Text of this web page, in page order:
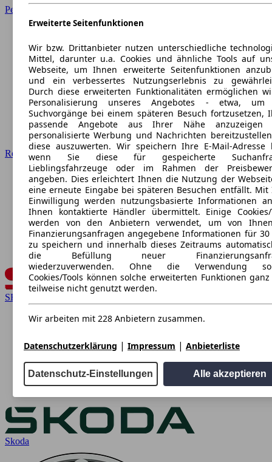
Peugeot
Renault
SEAT
Skoda
Erweiterte Seitenfunktionen
Wir bzw. Drittanbieter nutzen unterschiedliche
Mittel, darunter u.a. Cookies und ähnliche Tools auf
Webseite, um Ihnen erweiterte Seitenfunktionen
und ein verbessertes Nutzungserlebnis zu
Durch diese erweiterten Funktionalitäten ermöglichen
Personalisierung unseres Angebotes - etwa, um
Suchvorgänge bei einem späteren Besuch fortzusetzen,
passende Angebote aus Ihrer Nähe anzuzeigen
personalisierte Werbung und Nachrichten
diese auszuwerten. Wir speichern Ihre E-Mail-Adresse
wenn Sie diese für gespeicherte
Lieblingsfahrzeuge oder im Rahmen der
angeben. Dies erleichtert Ihnen die Nutzung der
eine erneute Eingabe bei späteren Besuchen entfällt. Mit
Einwilligung werden nutzungsbasierte Informationen
Ihnen kontaktierte Händler übermittelt. Einige Cookies/
werden von den Anbietern verwendet, um von
Finanzierungsanfragen angegebene Informationen für 30
zu speichern und innerhalb dieses Zeitraums
die Befüllung neuer
wiederzuverwenden. Ohne die Verwendung
Cookies/Tools können solche erweiterten Funktionen
teilweise nicht genutzt werden.
Wir arbeiten mit 228 Anbietern zusammen.
Datenschutzerklärung | Impressum | Anbieterliste
Datenschutz-Einstellungen Alle akzeptieren